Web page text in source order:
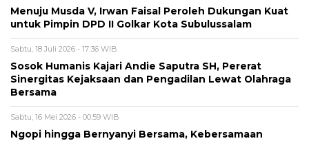
Menuju Musda V, Irwan Faisal Peroleh Dukungan Kuat
untuk Pimpin DPD II Golkar Kota Subulussalam
Sabtu, 18 Juli 2026 - 17:36 WIB
Sosok Humanis Kajari Andie Saputra SH, Pererat
Sinergitas Kejaksaan dan Pengadilan Lewat Olahraga
Bersama
Sabtu, 16 Mei 2026 - 00:59 WIB
Ngopi hingga Bernyanyi Bersama, Kebersamaan